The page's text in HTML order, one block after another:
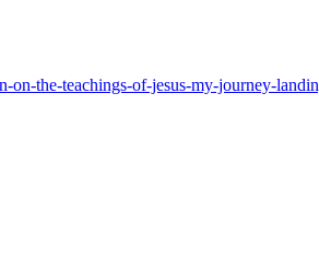
the-teachings-of-jesus-my-journey-